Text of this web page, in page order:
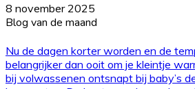
8 november 2025
Blog van de maand
Nu de dagen korter worden en de
belangrijker dan ooit om je kleintje
bij volwassenen ontsnapt bij baby’s